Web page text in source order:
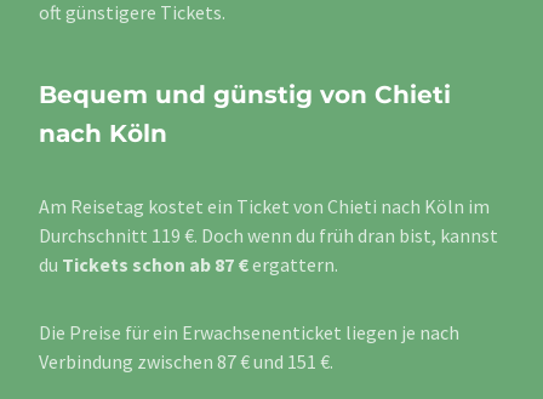
oft günstigere Tickets.
Bequem und günstig von Chieti
nach Köln
Am Reisetag kostet ein Ticket von Chieti nach Köln im
Durchschnitt 119 €. Doch wenn du früh dran bist, kannst
du Tickets schon ab 87 €ergattern.
Die Preise für ein Erwachsenenticket liegen je nach
Verbindung zwischen 87 € und 151 €.